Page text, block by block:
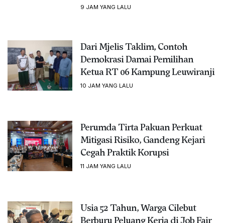
9 JAM YANG LALU
Dari Mjelis Taklim, Contoh
Demokrasi Damai Pemilihan
Ketua RT 06 Kampung Leuwiranji
10 JAM YANG LALU
Perumda Tirta Pakuan Perkuat
Mitigasi Risiko, Gandeng Kejari
Cegah Praktik Korupsi
11 JAM YANG LALU
Usia 52 Tahun, Warga Cilebut
Berburu Peluang Kerja di Job Fair